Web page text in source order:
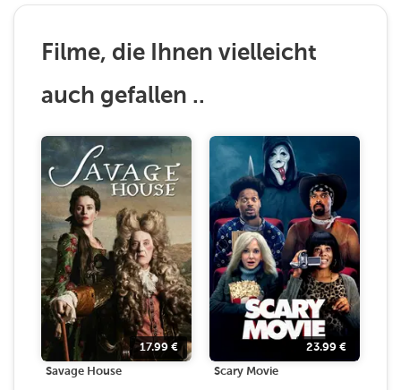
Filme, die Ihnen vielleicht
auch gefallen ..
17.99 €
Savage House
23.99 €
Scary Movie